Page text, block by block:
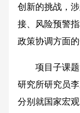
创新的挑战，
接、风险预警
政策协调方面的
项目子课题
研究所研究员
分别就国家宏